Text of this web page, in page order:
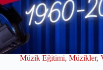
Müzik Eğitimi, Müzikler,